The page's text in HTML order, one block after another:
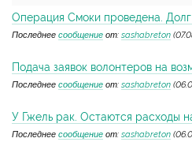
Операция Смоки проведена.
Последнее сообщение от: sashabreton
Подача заявок волонтеров на
Последнее сообщение от: sashabreton
У Гжель рак. Остаются расходы
Последнее сообщение от: sashabreton